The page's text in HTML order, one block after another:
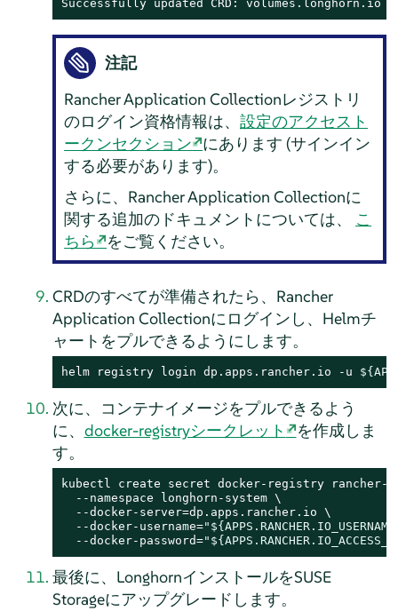
Successfully updated CRD: volumes.longhorn.io
注記
Rancher Application Collectionレジストリ
のログイン資格情報は、設定のアクセスト
ークンセクション
にあります (サインイン
する必要があります)。
さらに、Rancher Application Collectionに
関する追加のドキュメントについては、 こ
ちら
をご覧ください。
CRDのすべてが準備されたら、Rancher
Application Collectionにログインし、Helmチ
ャートをプルできるようにします。
helm registry login dp.apps.rancher.io -u
次に、コンテナイメージをプルできるよう
に、 docker-registryシークレット
を作成しま
す。
kubectl create secret docker-registry rancher-
  --namespace longhorn-system \
  --docker-server=dp.apps.rancher.io \
  --docker-username=
"
  --docker-password=
"
最後に、LonghornインストールをSUSE
Storageにアップグレードします。